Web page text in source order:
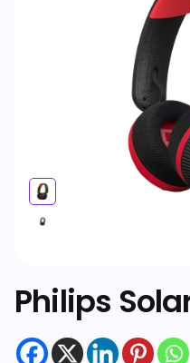
Dodatna oprema
Philips